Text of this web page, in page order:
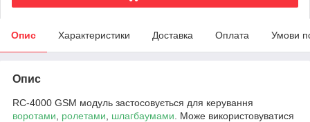
Опис Характеристики Доставка Оплата Умови
Опис
RC-4000 GSM модуль застосовується для керування
воротами
ролетами шлагбаумами . Може використовуватися